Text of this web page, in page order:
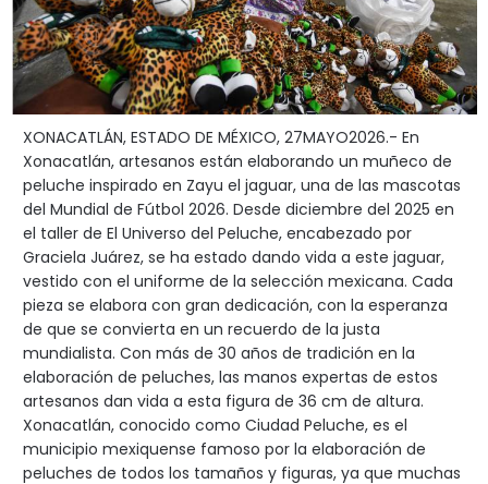
XONACATLÁN, ESTADO DE MÉXICO, 27MAYO2026.- En
Xonacatlán, artesanos están elaborando un muñeco de
peluche inspirado en Zayu el jaguar, una de las mascotas
del Mundial de Fútbol 2026. Desde diciembre del 2025 en
el taller de El Universo del Peluche, encabezado por
Graciela Juárez, se ha estado dando vida a este jaguar,
vestido con el uniforme de la selección mexicana. Cada
pieza se elabora con gran dedicación, con la esperanza
de que se convierta en un recuerdo de la justa
mundialista. Con más de 30 años de tradición en la
elaboración de peluches, las manos expertas de estos
artesanos dan vida a esta figura de 36 cm de altura.
Xonacatlán, conocido como Ciudad Peluche, es el
municipio mexiquense famoso por la elaboración de
peluches de todos los tamaños y figuras, ya que muchas